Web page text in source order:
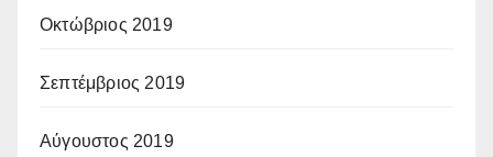
Οκτώβριος 2019
Σεπτέμβριος 2019
Αύγουστος 2019